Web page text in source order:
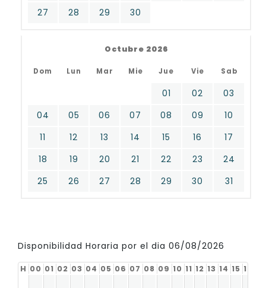
27
28 29 30
Octubre 2026
Dom Lun Mar Mie Jue Vie Sab
01 02
03
04
05 06 07 08 09
10
11
12 13 14 15 16
17
18
19 20 21 22 23
24
25
26 27 28 29 30 31
Disponibilidad Horaria por el dia 06/08/2026
H 00 01 02 03 04 05 06 07 08 09 10 11 12 13 14 15 16